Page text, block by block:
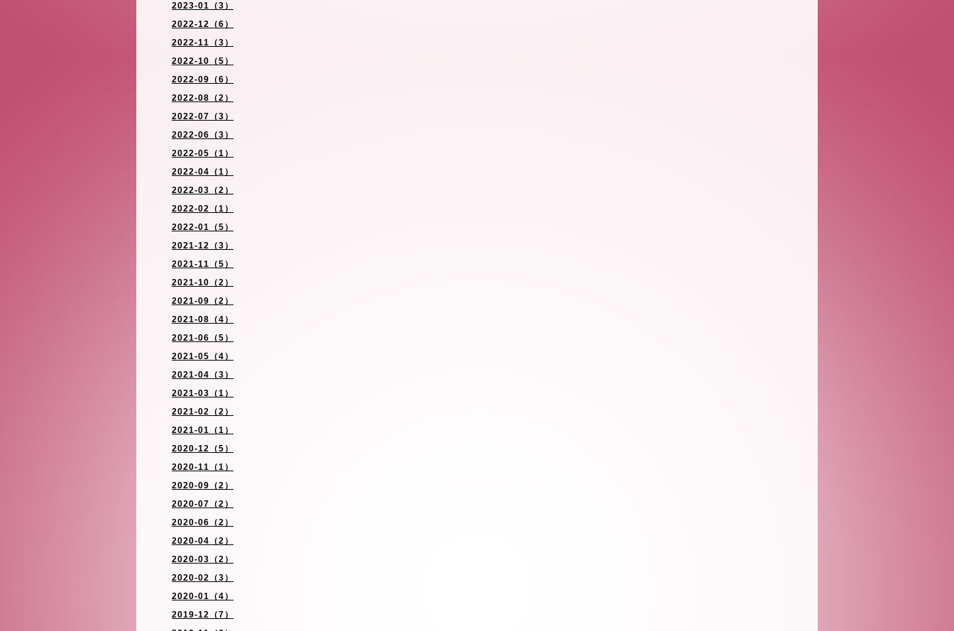
2023-01（3）
2022-12（6）
2022-11（3）
2022-10（5）
2022-09（6）
2022-08（2）
2022-07（3）
2022-06（3）
2022-05（1）
2022-04（1）
2022-03（2）
2022-02（1）
2022-01（5）
2021-12（3）
2021-11（5）
2021-10（2）
2021-09（2）
2021-08（4）
2021-06（5）
2021-05（4）
2021-04（3）
2021-03（1）
2021-02（2）
2021-01（1）
2020-12（5）
2020-11（1）
2020-09（2）
2020-07（2）
2020-06（2）
2020-04（2）
2020-03（2）
2020-02（3）
2020-01（4）
2019-12（7）